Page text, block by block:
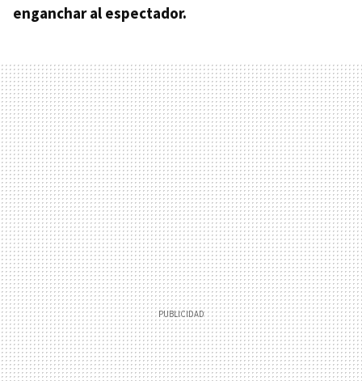
enganchar al espectador.